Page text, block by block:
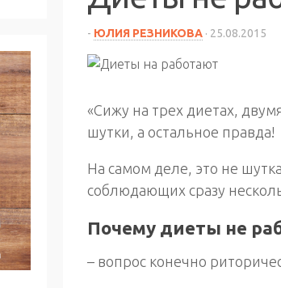
- ЮЛИЯ РЕЗНИКОВА · 25.08.2015
«Сижу на трех диетах,
шутки, а остальное правда!
На самом деле, это не
соблюдающих сразу
Почему диеты не
– вопрос конечно